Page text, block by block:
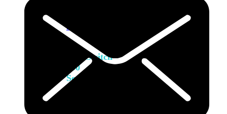
POE
FortiSwitch
400
Series